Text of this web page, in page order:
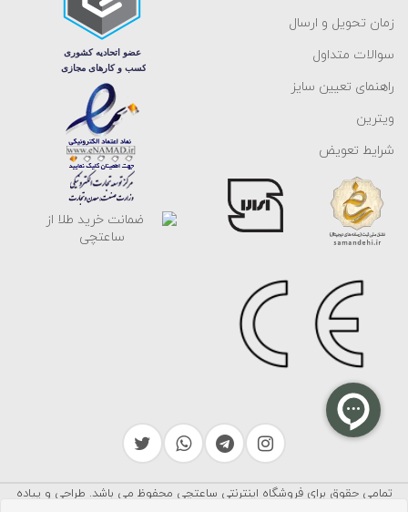
زمان تحویل و ارسال
سوالات متداول
راهنمای تعیین سایز
ویترین
شرایط تعویض
تمامی حقوق برای فروشگاه اینترنتی ساعتچی محفوظ می باشد. طراحی و پیاده